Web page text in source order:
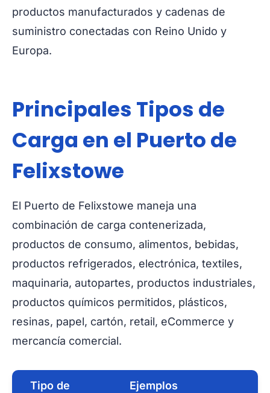
productos manufacturados y cadenas de
suministro conectadas con Reino Unido y
Europa.
Principales Tipos de
Carga en el Puerto de
Felixstowe
El Puerto de Felixstowe maneja una
combinación de carga contenerizada,
productos de consumo, alimentos, bebidas,
productos refrigerados, electrónica, textiles,
maquinaria, autopartes, productos industriales,
productos químicos permitidos, plásticos,
resinas, papel, cartón, retail, eCommerce y
mercancía comercial.
Tipo de
Ejemplos